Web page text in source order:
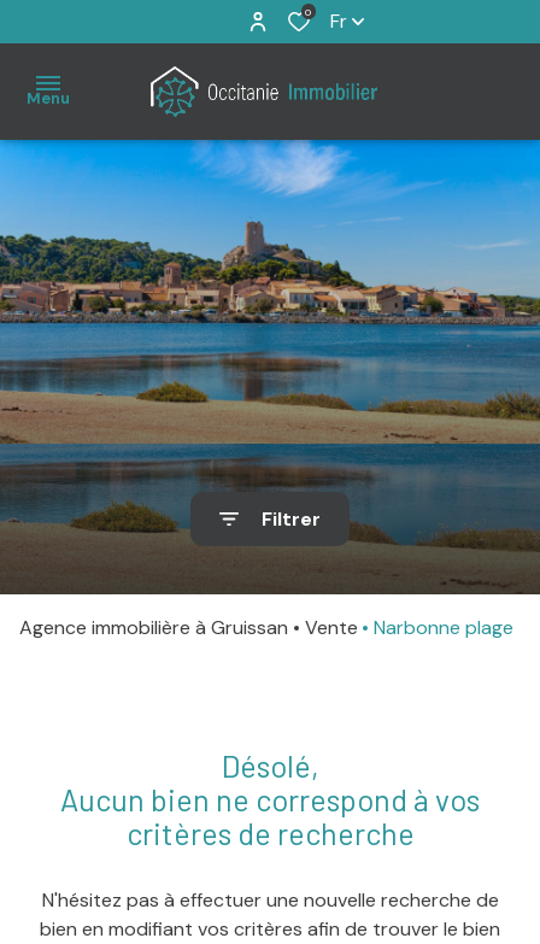
0 Fr
Menu
Accueil
À
vendre
Immo
Pro
Estimation
Notre
Contact
Filtrer
Agence immobilière à Gruissan Vente Narbonne plage
Désolé,
Aucun bien ne correspond à vos
critères de recherche
N'hésitez pas à effectuer une nouvelle recherche de
bien en modifiant vos critères afin de trouver le bien